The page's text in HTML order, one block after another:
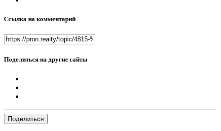
Ссылка на комментарий
Поделиться на другие сайты
Поделиться